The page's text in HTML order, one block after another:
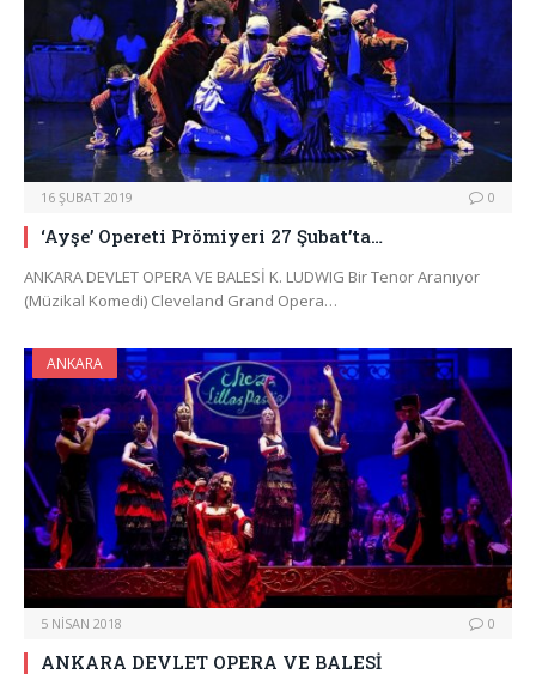
16 ŞUBAT 2019 0
‘Ayşe’ Opereti Prömiyeri 27 Şubat’ta…
ANKARA DEVLET OPERA VE BALESİ K. LUDWIG Bir Tenor Aranıyor
(Müzikal Komedi) Cleveland Grand Opera…
ANKARA
5 NISAN 2018 0
ANKARA DEVLET OPERA VE BALESİ